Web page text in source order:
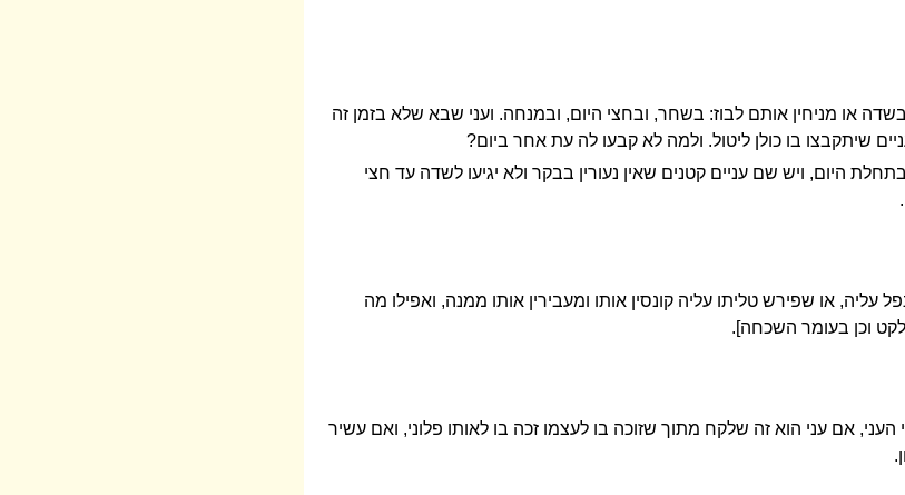
או מניחין אותם לבוז: בשחר, ובחצי היום, ובמנחה. ועני שבא שלא בזמן זה
שיתקבצו בו כולן ליטול. ולמה לא קבעו לה עת אחר ביום?
היום, ויש שם עניים קטנים שאין נעורין בבקר ולא יגיעו לשדה עד חצי
או שפירש טליתו עליה קונסין אותו ומעבירין אותו ממנה, ואפילו מה
וכן בעומר השכחה].
אם עני הוא זה שלקח מתוך שזוכה בו לעצמו זכה בו לאותו פלוני, ואם עשיר